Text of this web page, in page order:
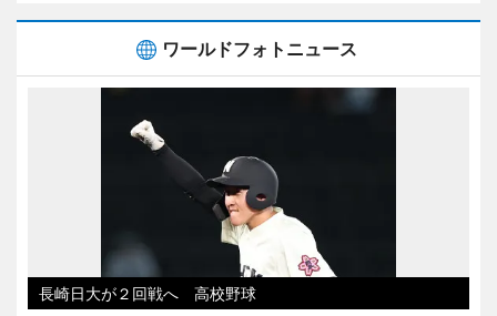
ワールドフォトニュース
長崎日大が２回戦へ 高校野球